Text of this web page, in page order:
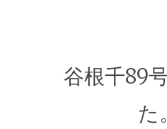
谷根千89
た。